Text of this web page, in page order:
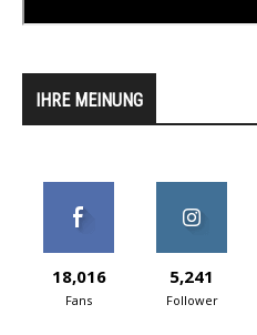
IHRE MEINUNG
18,016
Fans
5,241
Follower